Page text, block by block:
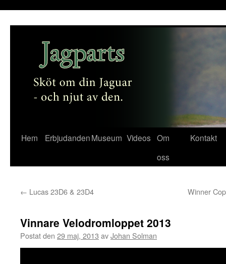
GåHem ErbjudandenMuseum Videos Om
oss
Kontakt
← Lucas 23D6 & 23D4 Winner
Vinnare Velodromloppet 2013
Postat den 29 maj, 2013 avJohan Solman